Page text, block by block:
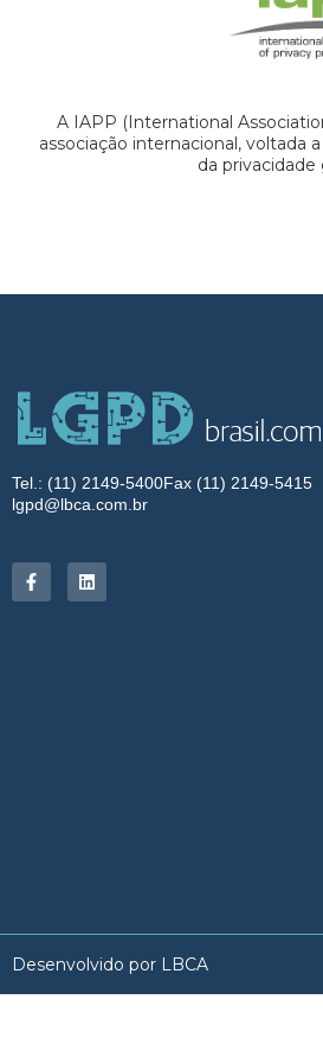
A IAPP (International
associação internacional, voltada
da privacidade
Tel.: (11) 2149-5400Fax (11) 2149-5415
lgpd@lbca.com.br
Desenvolvido por LBCA